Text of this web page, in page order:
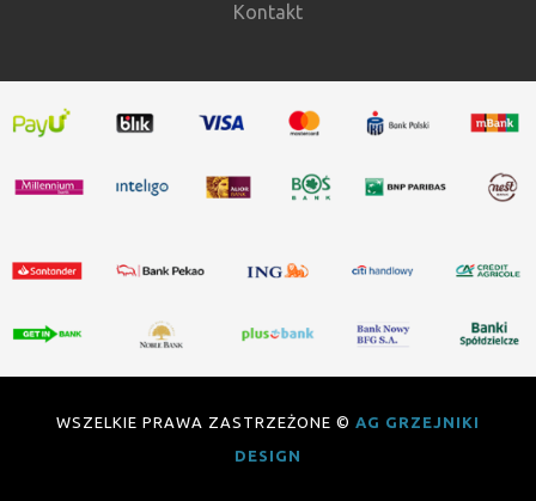
Kontakt
WSZELKIE PRAWA ZASTRZEŻONE © AG GRZEJNIKI
DESIGN